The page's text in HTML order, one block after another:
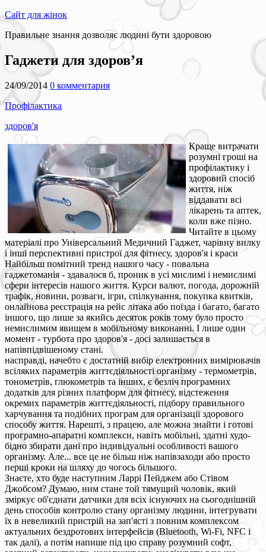
Сайт для жінок
Правильне знання дозволяє людині бути здоровою
Гаджети для здоров’я
24/09/2014 0 комментария
Профілактика
здоров'я
Краще витрачати
розумні гроші на
профілактику і
здоровий спосіб
життя, ніж
віддавати всі
лікарень та аптек,
коли вже пізно.
Читайте в цьому
матеріалі про Універсальний Медичний Гаджет, чарівну вилку
і інші перспективні пристрої для фітнесу, здоров'я і краси
Найбільш помітний тренд нашого часу - повальна
гаджетоманія - здавалося б, проник в усі мислимі і немислимі
сфери інтересів нашого життя. Курси валют, погода, дорожній
трафік, новини, розваги, ігри, спілкування, покупка квитків,
онлайнова реєстрація на рейс літака або поїзда і багато, багато
іншого, що лише за якийсь десяток років тому було просто
немислимим явищем в мобільному виконанні. І лише один
момент - турбота про здоров'я - досі залишається в
напівпідвішеному стані.
насправді, начебто є достатній вибір електронних вимірювачів
всіляких параметрів життєдіяльності організму - термометрів,
тонометрів, глюкометрів та інших, є безліч програмних
додатків для різних платформ для фітнесу, відстеження
окремих параметрів життєдіяльності, підбору правильного
харчування та подібних програм для організації здорового
способу життя. Нарешті, з працею, але можна знайти і готові
програмно-апаратні комплекси, навіть мобільні, здатні худо-
бідно збирати дані про індивідуальні особливості вашого
організму. Але... все це не більш ніж напівзаходи або просто
перші кроки на шляху до чогось більшого.
Знаєте, хто буде наступним Ларрі Пейджем або Стівом
Джобсом? Думаю, ним стане той тямущий чоловік, який
зміркує об'єднати датчики для всіх існуючих на сьогоднішній
день способів контролю стану організму людини, інтегрувати
їх в невеликий пристрій на зап'ясті з повним комплексом
актуальних бездротових інтерфейсів (Bluetooth, Wi-Fi, NFC і
так далі), а потім напише під цю справу розумний софт,